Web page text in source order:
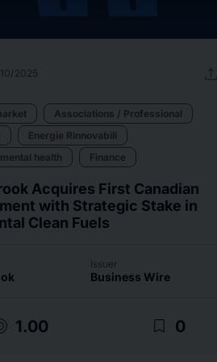
2025
Associations / Professional
Energie Rinnovabili
health
Finance
Acquires First Canadian
with Strategic Stake in
Clean Fuels
Issuer
Business Wire
1.00 bookmark_border 0